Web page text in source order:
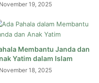
November 19, 2025
Membantu Janda dan
Yatim dalam Islam
November 18, 2025